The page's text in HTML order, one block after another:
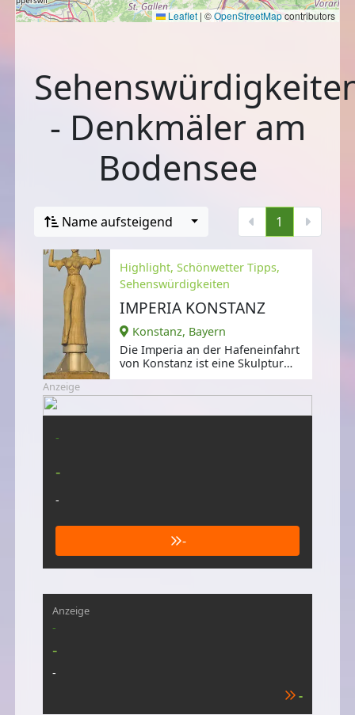
Leaflet | ©OpenStreetMapcontributors
- Denkmäler am
Bodensee
Name aufsteigend 1
Highlight, Schönwetter Tipps,
Sehenswürdigkeiten
IMPERIA KONSTANZ
Konstanz, Bayern
Die Imperia an der Hafeneinfahrt
von Konstanz ist eine Skulptur
Anzeige
-
-
-
-
Anzeige
-
-
-
-